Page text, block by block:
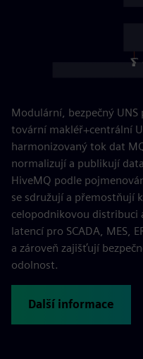
Modulární, bezpečný
tovární makléř+centrální
harmonizovaný tok dat
normalizují a publikují
HiveMQ podle
se sdružují a přemostňují
celopodnikovou distribuci
latencí pro SCADA, MES,
a zároveň zajišťují
odolnost.
Další informace